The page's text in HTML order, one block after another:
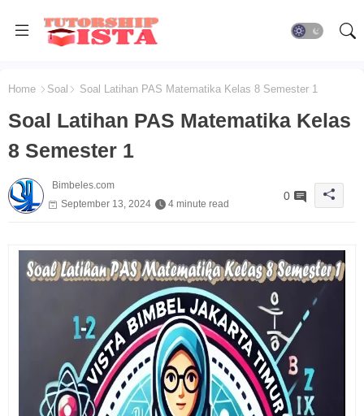
Home Soal Soal Latihan PAS Matematika Kelas 8 Semester 1
Soal Latihan PAS Matematika Kelas
8 Semester 1
Bimbeles.com
September 13, 2024
4 minute read
0